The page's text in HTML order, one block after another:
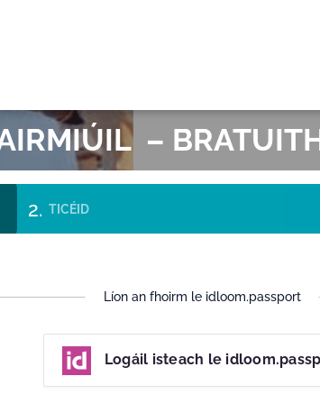
–
TICÉID
Líon an fhoirm le idloom.passport
Logáil isteach le